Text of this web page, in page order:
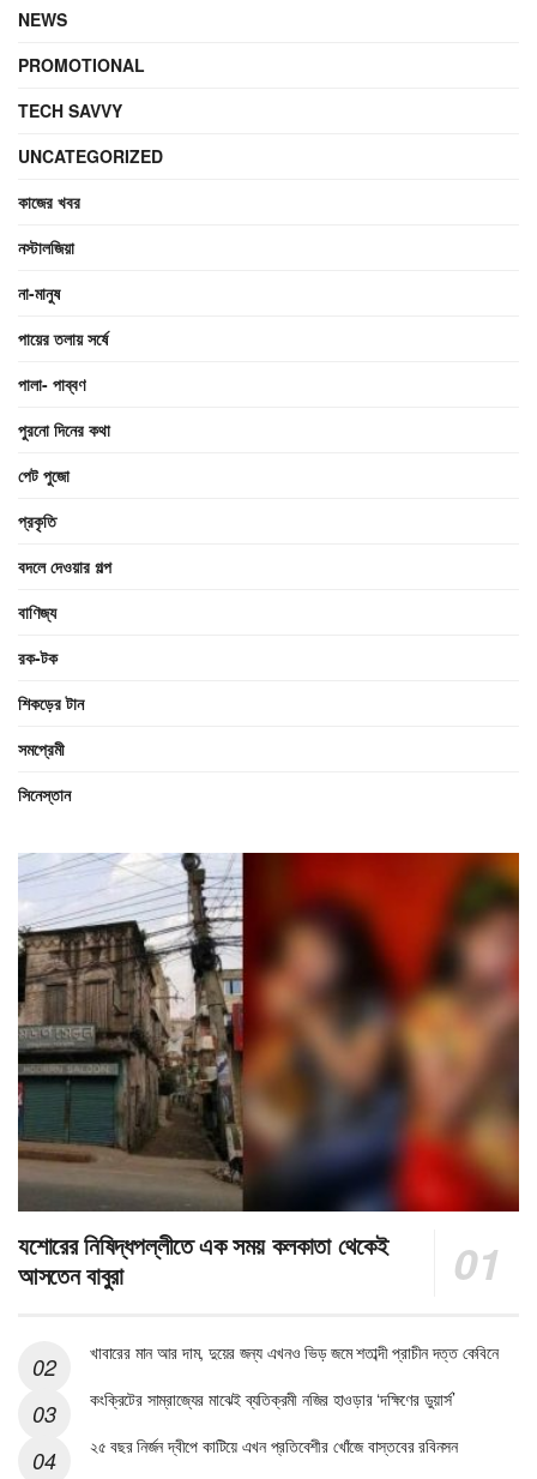
NEWS
PROMOTIONAL
TECH SAVVY
UNCATEGORIZED
কাজের খবর
নস্টালজিয়া
না-মানুষ
পায়ের তলায় সর্ষে
পালা- পাব্বণ
পুরনো দিনের কথা
পেট পুজো
প্রকৃতি
বদলে দেওয়ার গল্প
বাণিজ্য
রক-টক
শিকড়ের টান
সমপ্রেমী
সিনেস্তান
যশোরের নিষিদ্ধপল্লীতে এক সময় কলকাতা থেকেই
আসতেন বাবুরা
খাবারের মান আর দাম, দুয়ের জন্য এখনও ভিড় জমে শতাব্দী প্রাচীন দত্ত কেবিনে
কংক্রিটের সাম্রাজ্যের মাঝেই ব্যতিক্রমী নজির হাওড়ার ‘দক্ষিণের ডুয়ার্স’
২৫ বছর নির্জন দ্বীপে কাটিয়ে এখন প্রতিবেশীর খোঁজে বাস্তবের রবিনসন